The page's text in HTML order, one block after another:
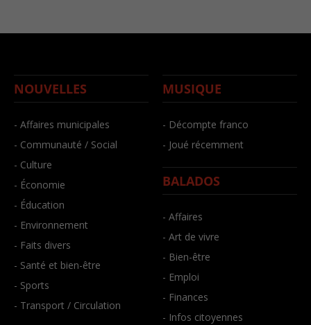
NOUVELLES
- Affaires municipales
- Communauté / Social
- Culture
- Économie
- Éducation
- Environnement
- Faits divers
- Santé et bien-être
- Sports
- Transport / Circulation
MUSIQUE
- Décompte franco
- Joué récemment
BALADOS
- Affaires
- Art de vivre
- Bien-être
- Emploi
- Finances
- Infos citoyennes